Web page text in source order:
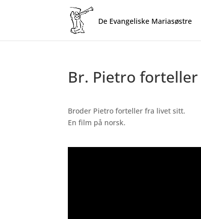
Br. Pietro forteller
Broder Pietro forteller fra livet sitt.
En film på norsk.